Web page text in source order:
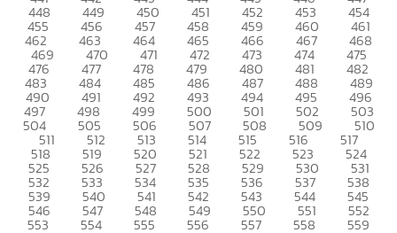
448 449 450 451 452 453 454
455 456 457 458 459 460 461
462 463 464 465 466 467 468
469 470 471 472 473 474 475
476 477 478 479 480 481 482
483 484 485 486 487 488 489
490 491 492 493 494 495 496
497 498 499 500 501 502 503
504 505 506 507 508 509 510
511 512 513 514 515 516 517
518 519 520 521 522 523 524
525 526 527 528 529 530 531
532 533 534 535 536 537 538
539 540 541 542 543 544 545
546 547 548 549 550 551 552
553 554 555 556 557 558 559